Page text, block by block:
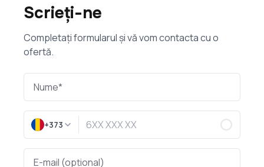
Scrieți-ne
Completați formularul și vă vom contacta cu o
ofertă.
+373